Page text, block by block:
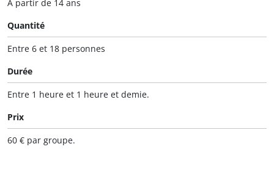
À partir de 14 ans
Quantité
Entre 6 et 18 personnes
Durée
Entre 1 heure et 1 heure et demie.
Prix
60 € par groupe.